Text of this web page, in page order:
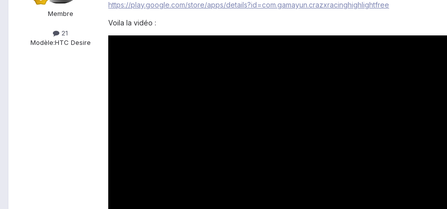
Membre
21
Modèle:HTC Desire
https://play.google.com/store/apps/details?id=com.gamayun.crazxracinghighlightfree
Voila la vidéo :